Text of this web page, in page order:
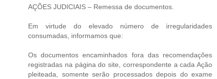
AÇÕES JUDICIAIS – Remessa de documentos.
Em virtude do elevado número de irregularidades
consumadas, informamos que:
Os documentos encaminhados fora das recomendações
registradas na página do site, correspondente a cada Ação
pleiteada, somente serão processados depois do exame